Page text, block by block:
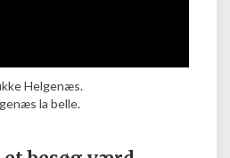
Helgenæs.
la belle.